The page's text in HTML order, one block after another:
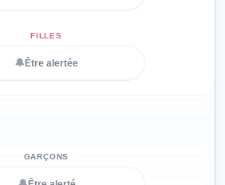
🔔 Être alertée